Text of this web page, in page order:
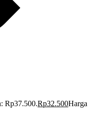
Rp37.500.Rp32.500Harga